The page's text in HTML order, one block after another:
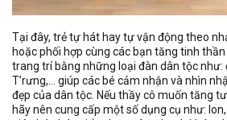
Tại đây, trẻ tự hát hay tự vận động theo
hoặc phối hợp cùng các bạn tăng tinh
trang trí bằng những loại đàn dân tộc như:
T’rưng,… giúp các bé cảm nhận và nhìn
đẹp của dân tộc. Nếu thầy cô muốn tăng
hãy nên cung cấp một số dụng cụ như: lon,